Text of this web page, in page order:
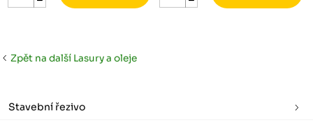
Zpět na další Lasury a oleje
Stavební řezivo